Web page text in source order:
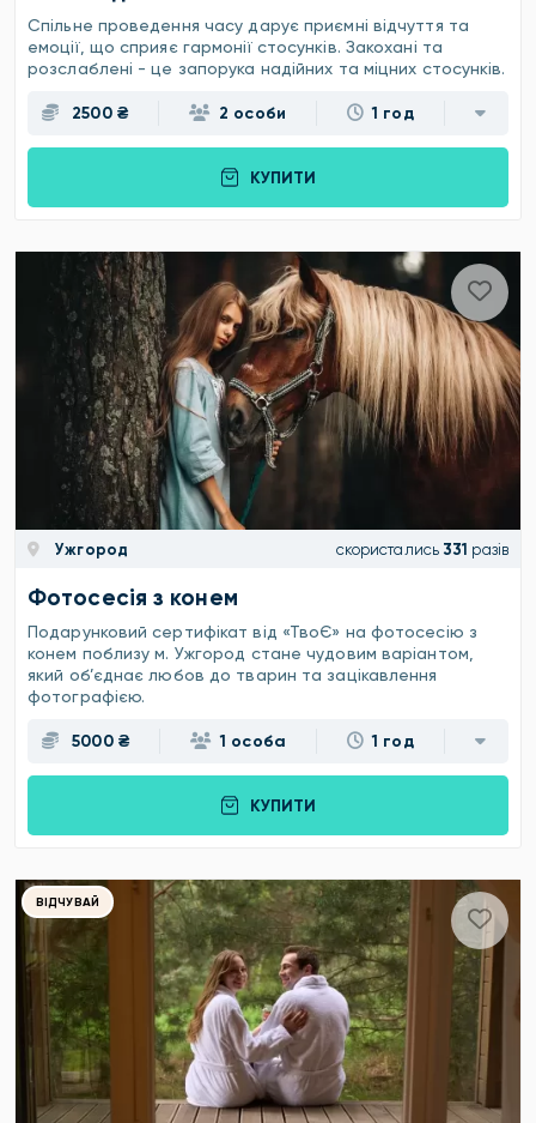
Спільне проведення часу дарує приємні відчуття та
емоції, що сприяє гармонії стосунків. Закохані та
розслаблені - це запорука надійних та міцних стосунків.
2500 ₴ 2 особи 1 год
КУПИТИ
Ужгород скористались 331 разів
Фотосесія з конем
Подарунковий сертифікат від «ТвоЄ» на фотосесію з
конем поблизу м. Ужгород стане чудовим варіантом,
який об’єднає любов до тварин та зацікавлення
фотографією.
5000 ₴ 1 особа 1 год
КУПИТИ
ВІДЧУВАЙ